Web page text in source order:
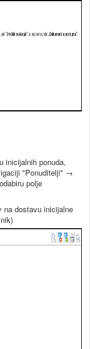
inicijalnih ponuda,
"Ponuditelji" →
polje
na dostavu inicijalne